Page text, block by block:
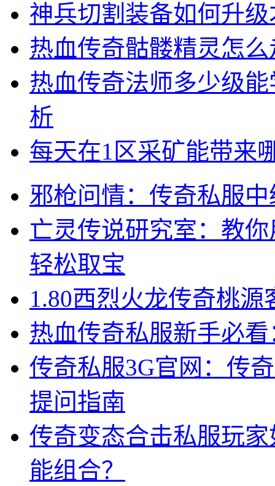
神兵切割装备如何升
热血传奇骷髅精灵怎
热血传奇法师多少级
析
每天在1区采矿能带来
邪枪问情：传奇私服
亡灵传说研究室：教
轻松取宝
1.80西烈火龙传奇桃
热血传奇私服新手必
传奇私服3G官网：传
提问指南
传奇变态合击私服玩
能组合？